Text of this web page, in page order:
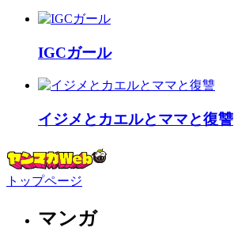
IGCガール
イジメとカエルとママと復讐
トップページ
マンガ